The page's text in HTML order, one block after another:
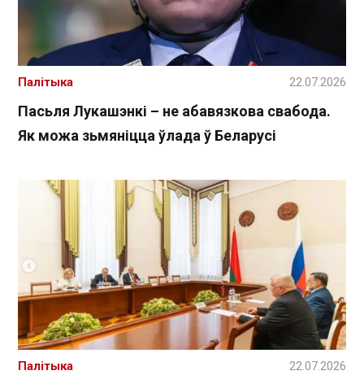
Пасьля Лукашэнкі – не абавязкова свабода.
Як можа зьмяніцца ўлада ў Беларусі
Палітыка 22.07.2026
Палітыка 22.07.2026